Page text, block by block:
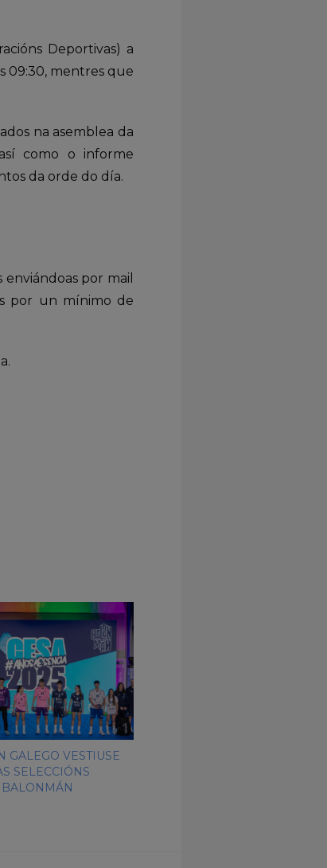
Deportivas) a
09:30, mentres que
na asemblea da
como o informe
da orde do día.
enviándoas por mail
por un mínimo de
GALEGO VESTIUSE
SELECCIÓNS
BALONMÁN